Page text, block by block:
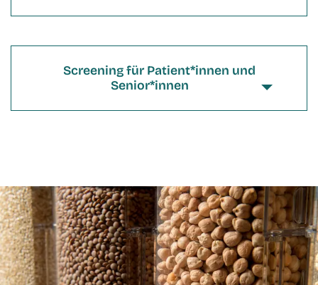
Screening für Patient*innen und
Senior*innen